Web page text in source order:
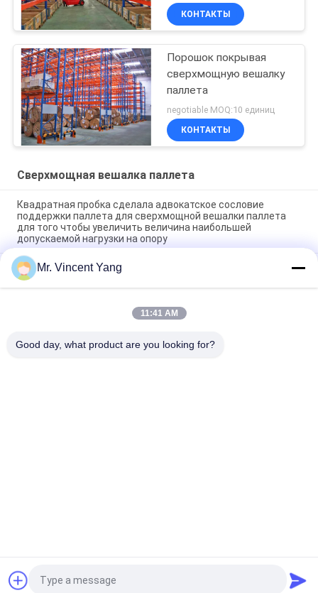
КОНТАКТЫ
Порошок покрывая
сверхмощную вешалку
паллета
negotiable MOQ:10 единиц
КОНТАКТЫ
Сверхмощная вешалка паллета
Квадратная пробка сделала адвокатское сословие
поддержки паллета для сверхмощной вешалки паллета
для того чтобы увеличить величина наибольшей
допускаемой нагрузки на опору
Паллет хранения пакгауза сверхмощный кладя каждый
слой на полку оборудованный с адвокатскими сословиями
поддержки паллета
Стандартная сверхмощная вешалка паллета AS4084 для
Запрос Цитировать
Mr. Vincent Yang
11:41 AM
Good day, what product are you looking for?